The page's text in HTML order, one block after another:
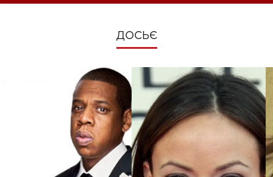
ДОСЬЄ